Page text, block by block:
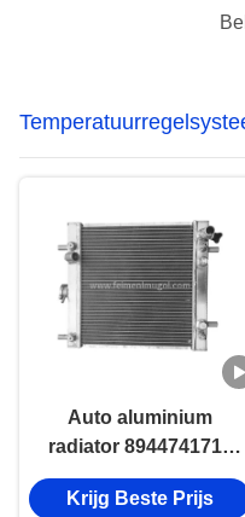
Auto aluminium
radiator 8944741714
Voor Isuzu 600P
4JB1T NPR 4BE1
Krijg Beste Prijs